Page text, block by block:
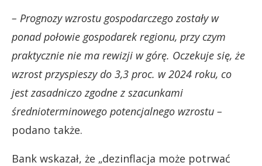
– Prognozy wzrostu gospodarczego zostały w
ponad połowie gospodarek regionu, przy czym
praktycznie nie ma rewizji w górę. Oczekuje się, że
wzrost przyspieszy do 3,3 proc. w 2024 roku, co
jest zasadniczo zgodne z szacunkami
średnioterminowego potencjalnego wzrostu –
podano także.
Bank wskazał, że „dezinflacja może potrwać